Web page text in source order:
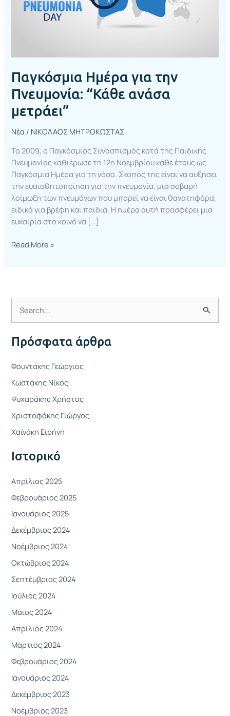
Παγκόσμια Ημέρα για την
Πνευμονία: “Κάθε ανάσα
μετράει”
Νέα / ΝΙΚΟΛΑΟΣ ΜΗΤΡΟΚΩΣΤΑΣ
To 2009, ο Παγκόσμιος Συνασπισμός κατά της Παιδικής
Πνευμονίας καθιέρωσε τη 12η Νοεμβρίου κάθε έτους ως
Παγκόσμια Ημέρα για τη νόσο. Σκοπός της είναι να αυξήσει
την ευαισθητοποίηση για την πνευμονία, μια σοβαρή
λοίμωξη των πνευμόνων που μπορεί να είναι θανατηφόρα,
ειδικά για βρέφη και παιδιά. Η ημέρα αυτή προσφέρει μια
ευκαιρία στο κοινό να […]
μετράει”
Read More »
ν
α
ή
τ
η
σ
η
ι
Πρόσφατα άρθρα
Φουντάκης Γεώργιος
Κωστάκης Νίκος
Ψυχαράκης Χρήστος
Χριστοφάκης Γιώργος
Χαϊνάκη Ειρήνη
Ιστορικό
Απρίλιος 2025
Φεβρουάριος 2025
Ιανουάριος 2025
Δεκέμβριος 2024
Νοέμβριος 2024
Οκτώβριος 2024
Σεπτέμβριος 2024
Ιούλιος 2024
Μάιος 2024
Απρίλιος 2024
Μάρτιος 2024
Φεβρουάριος 2024
Ιανουάριος 2024
Δεκέμβριος 2023
Νοέμβριος 2023